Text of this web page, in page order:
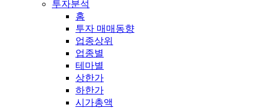
투자분석
홈
투자 매매동향
업종상위
업종별
테마별
상한가
하한가
시가총액